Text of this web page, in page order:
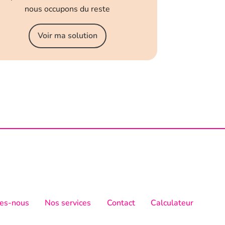
nous occupons du reste
Voir ma solution
nous Nos services Contact Calculateur